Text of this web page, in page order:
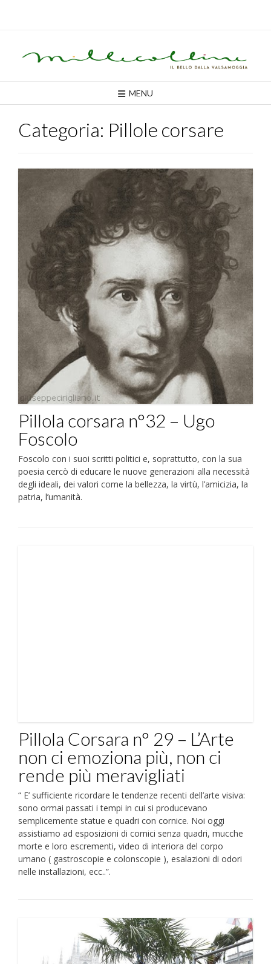
MENU
Categoria: Pillole corsare
Pillola corsara n°32 – Ugo
Foscolo
Foscolo con i suoi scritti politici e, soprattutto, con la sua
poesia cercò di educare le nuove generazioni alla necessità
degli ideali, dei valori come la bellezza, la virtù, l’amicizia, la
patria, l’umanità.
Pillola Corsara n° 29 – L’Arte
non ci emoziona più, non ci
rende più meravigliati
“ E’ sufficiente ricordare le tendenze recenti dell’arte visiva:
sono ormai passati i tempi in cui si producevano
semplicemente statue e quadri con cornice. Noi oggi
assistiamo ad esposizioni di cornici senza quadri, mucche
morte e loro escrementi, video di interiora del corpo
umano ( gastroscopie e colonscopie ), esalazioni di odori
nelle installazioni, ecc..”.